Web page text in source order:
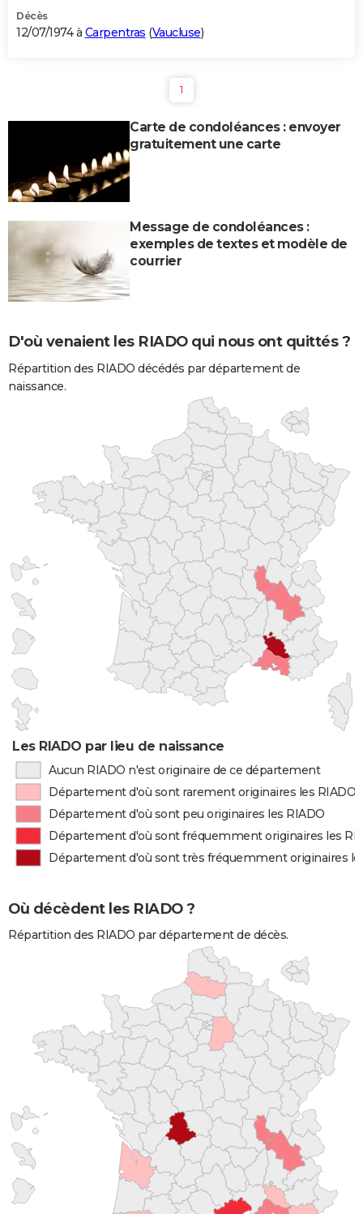
Décès
12/07/1974 à Carpentras (Vaucluse)
1
Carte de condoléances : envoyer
gratuitement une carte
Message de condoléances :
exemples de textes et modèle de
courrier
D'où venaient les RIADO qui nous ont quittés ?
Répartition des RIADO décédés par département de
naissance.
Les RIADO par lieu de naissance
Aucun RIADO n'est originaire de ce département
Département d'où sont rarement originaires les RIADO
Département d'où sont peu originaires les RIADO
Département d'où sont fréquemment originaires les
Département d'où sont très fréquemment originaires
Où décèdent les RIADO ?
Répartition des RIADO par département de décès.